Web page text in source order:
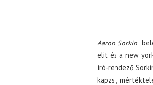
Aaron Sorkin
elit és a new
író-rendező
kapzsi,